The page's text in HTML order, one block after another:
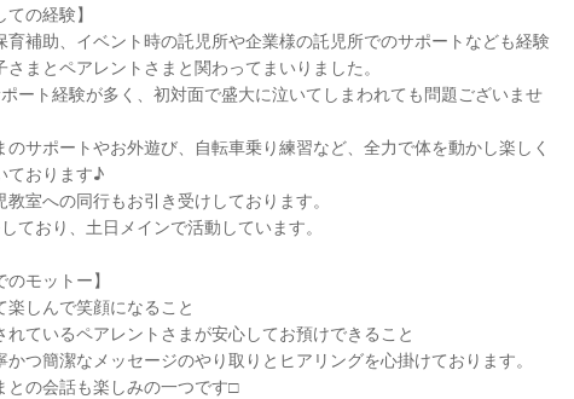
の経験】
補助、イベント時の託児所や企業様の託児所でのサポートなども経験
まとペアレントさまと関わってまいりました。
ート経験が多く、初対面で盛大に泣いてしまわれても問題ございませ
サポートやお外遊び、自転車乗り練習など、全力で体を動かし楽しく
ております♪
室への同行もお引き受けしております。
ており、土日メインで活動しています。
のモットー】
しんで笑顔になること
ているペアレントさまが安心してお預けできること
つ簡潔なメッセージのやり取りとヒアリングを心掛けております。
との会話も楽しみの一つです□︎